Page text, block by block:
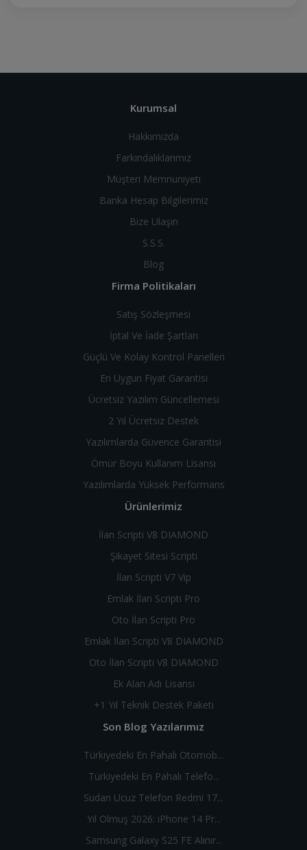
Kurumsal
Hakkımızda
Farkındalıklarımız
Müşteri Memnuniyeti
Banka Hesap Bilgilerimiz
Bize Ulaşın
S.S.S.
Blog
Firma Politikaları
Satış Sözleşmesi
İptal Ve İade Şartları
Güçlü Ve Kolay Kontrol Panelleri
En Uygun Fiyat Garantisi
Ücretsiz Yazılım Güncellemesi
2 Yıl Ücretsiz Destek
Yazılımlarda Güvence Garantisi
Ömür Boyu Kullanım Lisansı
Yazılımlarda Yüksek Performans
Ürünlerimiz
İlan Scripti V8 DIAMOND
Şikayet Sitesi Scripti
İlan Scripti V7 Vip
Emlak İlan Scripti Pro
Oto İlan Scripti Pro
Emlak İlan Scripti V8 DIAMOND
Oto İlan Scripti V8 DIAMOND
Ek Alan Adı Lisansı
+1 Yıl Teknik Destek Paketi
Son Blog Yazılarımız
Türkiyedeki En Pahalı Otomob...
Türkiyedeki En Pahalı Telefo...
Sudan Ucuz Telefon Redmi 17...
Yıl Olmuş 2026: iPhone 14 Pr...
Samsung Galaxy S25 FE Alınır...